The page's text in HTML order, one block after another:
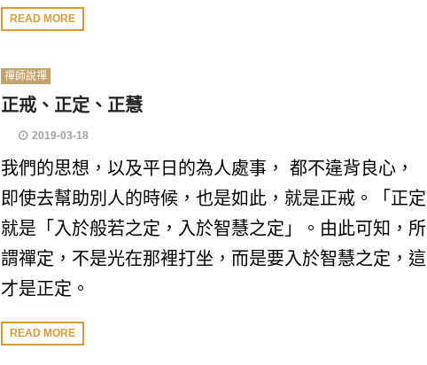
READ MORE
禪師說禪
正戒、正定、正慧
2019-03-18
我們的思想，以及平日的為人處事， 都不違背良心，
即使去幫助別人的時候，也是如此，就是正戒。「正定
就是「入於般若之定，入於智慧之定」。由此可知，所
謂禪定，不是光在那裡打坐，而是要入於智慧之定，這
才是正定。
READ MORE